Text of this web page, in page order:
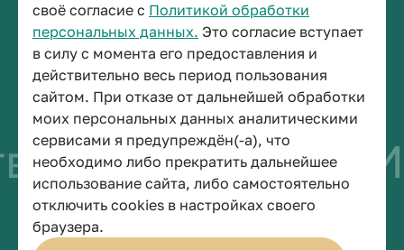
своё согласие с Политикой обработки
персональных данных. Это согласие вступает
в силу с момента его предоставления и
действительно весь период пользования
сайтом. При отказе от дальнейшей обработки
моих персональных данных аналитическими
сервисами я предупреждён(-а), что
необходимо либо прекратить дальнейшее
использование сайта, либо самостоятельно
отключить cookies в настройках своего
браузера.
+7 (8442) 38-50-05
г. Волгоград, площадь Павших Борцов, зд. 1,
кабинет 3-11
post@volgmed.ru
пн-пт, с 08.30 до 17.00 (перерыв с 12.30 до 13.00)
быть врачом
© 2026 Волгоградский государственный медицинский университет
Политика конфиденциальности